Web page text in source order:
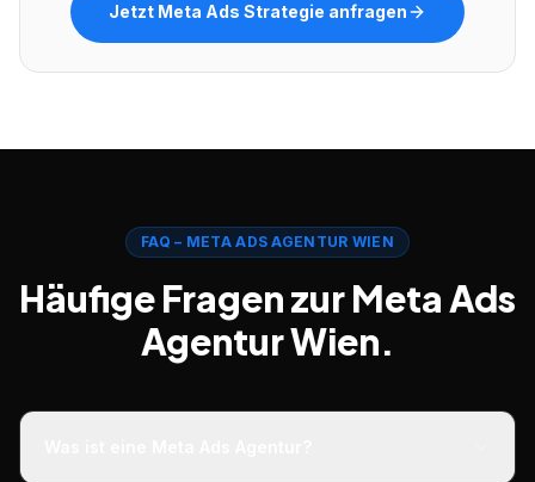
Jetzt Meta Ads Strategie anfragen
FAQ – META ADS AGENTUR WIEN
Häufige Fragen zur Meta Ads
Agentur Wien.